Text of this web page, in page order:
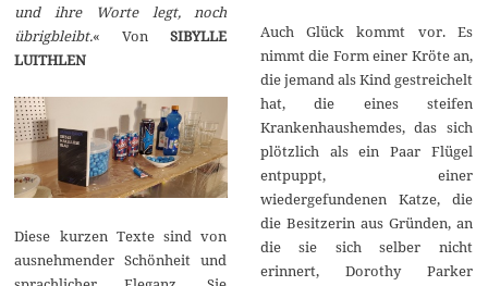
und ihre Worte legt, noch
übrigbleibt.« VonSIBYLLE
LUITHLEN
Diese kurzen Texte sind von
ausnehmender Schönheit und
Auch Glück kommt vor. Es
nimmt die Form einer Kröte an,
die jemand als Kind gestreichelt
hat, die eines steifen
Krankenhaushemdes, das sich
plötzlich als ein Paar Flügel
entpuppt, einer
wiedergefundenen Katze, die
die Besitzerin aus Gründen, an
die sie sich selber nicht
erinnert, Dorothy Parker